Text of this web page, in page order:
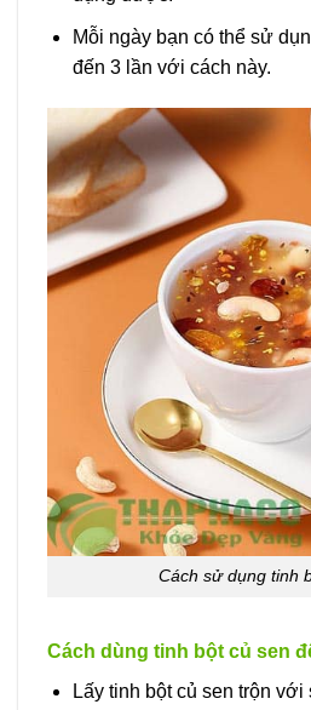
Mỗi ngày bạn có thể sử
đến 3 lần với cách này.
Cách sử dụng tinh
Cách dùng tinh bột củ sen
Lấy tinh bột củ sen trộn